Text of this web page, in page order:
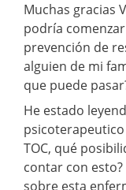
Muchas gracias
podría
prevención de
alguien de mi
que puede
He estado
TOC, qué
contar con
sobre esta